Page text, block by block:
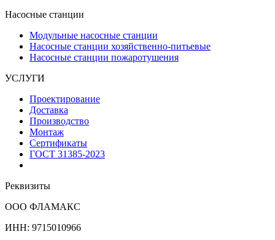
Насосные станции
Модульные насосные станции
Насосные станции хозяйственно-питьевые
Насосные станции пожаротушения
УСЛУГИ
Проектирование
Доставка
Производство
Монтаж
Сертификаты
ГОСТ 31385-2023
Реквизиты
ООО ФЛАМАКС
ИНН: 9715010966